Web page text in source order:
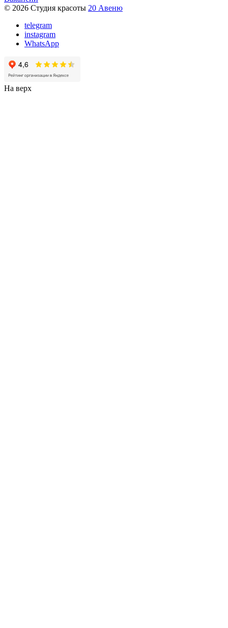
© 2026 Студия красоты 20 Авеню
telegram
instagram
WhatsApp
На верх